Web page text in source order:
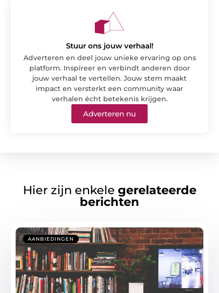
Stuur ons jouw verhaal!
Adverteren en deel jouw unieke ervaring op ons
platform. Inspireer en verbindt anderen door
jouw verhaal te vertellen. Jouw stem maakt
impact en versterkt een community waar
verhalen écht betekenis krijgen.
Adverteren nu
Hier zijn enkele gerelateerde
berichten
AANBIEDINGEN